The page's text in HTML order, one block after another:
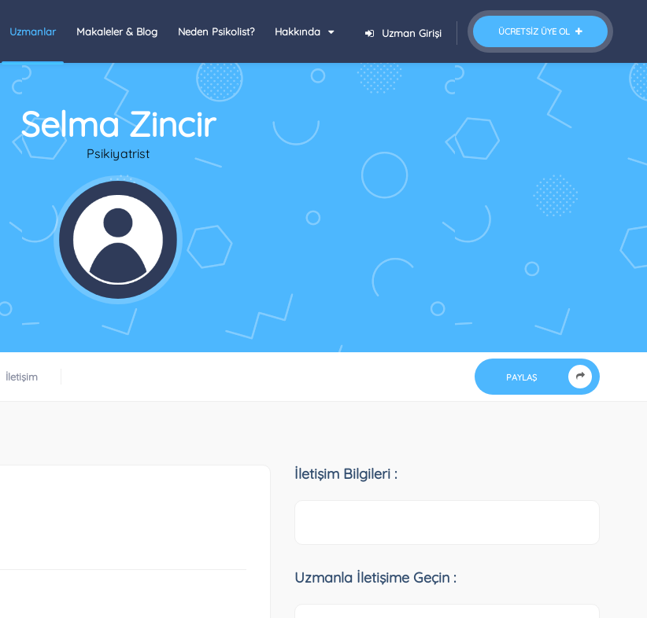
ÜCRETSIZ ÜYE OL
Uzman Girişi
Uzmanlar Makaleler & Blog Neden Psikolist? Hakkında
Selma Zincir
Psikiyatrist
İletişim PAYLAŞ
İletişim Bilgileri :
Uzmanla İletişime Geçin :